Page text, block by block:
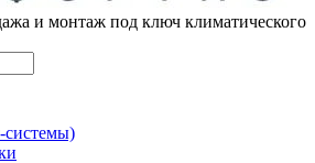
и монтаж под ключ климатического